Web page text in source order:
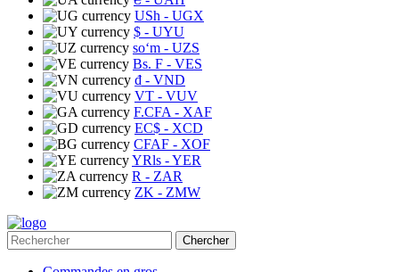
USh - UGX
$ - UYU
soʻm - UZS
Bs. F - VES
₫ - VND
VT - VUV
F.CFA - XAF
EC$ - XCD
CFAF - XOF
YRls - YER
R - ZAR
ZK - ZMW
Chercher